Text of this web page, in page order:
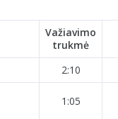
Važiavimo
trukmė
2:10
1:05